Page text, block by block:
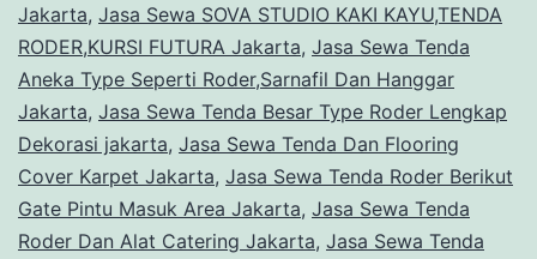
Jakarta, Jasa Sewa SOVA STUDIO KAKI KAYU,TENDA
RODER,KURSI FUTURA Jakarta, Jasa Sewa Tenda
Aneka Type Seperti Roder,Sarnafil Dan Hanggar
Jakarta, Jasa Sewa Tenda Besar Type Roder Lengkap
Dekorasi jakarta, Jasa Sewa Tenda Dan Flooring
Cover Karpet Jakarta, Jasa Sewa Tenda Roder Berikut
Gate Pintu Masuk Area Jakarta, Jasa Sewa Tenda
Roder Dan Alat Catering Jakarta, Jasa Sewa Tenda